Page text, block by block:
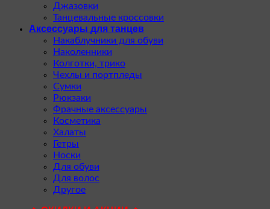
Джазовки
Танцевальные кроссовки
Аксессуары для танцев
Накаблучники для обуви
Наколенники
Колготки, трико
Чехлы и портпледы
Сумки
Рюкзаки
Фрачные аксессуары
Косметика
Халаты
Гетры
Носки
Для обуви
Для волос
Другое